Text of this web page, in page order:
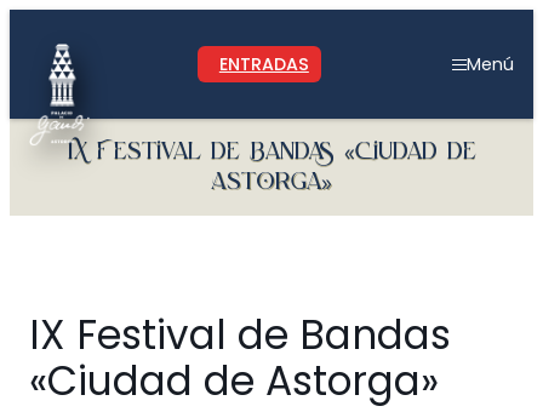
contenido
ENTRADAS Menú
IX Festival de Bandas «Ciudad de
Astorga»
IX Festival de Bandas
«Ciudad de Astorga»